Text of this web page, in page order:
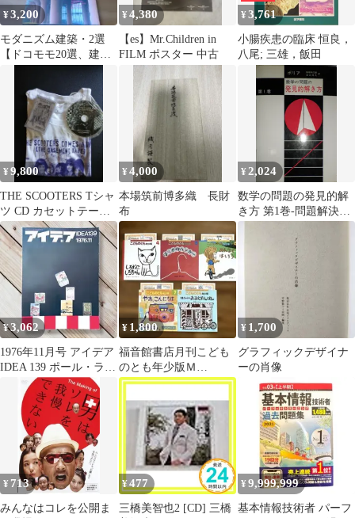
¥3,200
モダニズム建築・2選
【ドコモモ20選、建築
¥4,380
【es】Mr.Children in
FILM ポスター 中古
¥3,761
小腸疾患の臨床 恒良，
八尾; 三雄，飯田
¥9,800
THE SCOOTERS Tシャ
ツ CD カセットテープ
超希少セット‼️
¥4,000
本場筑前博多織 長財
布
¥ 2,024
数学の問題の発見的解
き方 第1巻-問題解決の
理解・学習・教授 G.ポ
リア 柴垣 和三雄; 金山
¥3,062
1976年11月号 アイデア
IDEA 139 ポール・ラン
ド 西島伊三雄
¥ 1,800
福音館書店月刊こども
のとも年少版Ｍ
2002.4〜8月号 5冊セッ
¥ 1,700
グラフィックデザイナ
ーの肖像
¥ 713
みんなはコレを公開ま
¥477
三橋美智也2 [CD] 三橋
¥ 9,999,999
基本情報技術者 パーフ